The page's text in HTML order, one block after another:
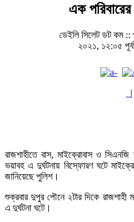
এক
ডেইলি সিলেট ডট কম ::
২০২১, ১২:০৫
|
রাজশাহীতে বাস, মাইক্রোবাস ও সিএনজি
ভয়াবহ এ দুর্ঘটনায় বিস্ফোরণ ঘটে
জানিয়েছে পুলিশ।
শুক্রবার দুপুর পৌনে ২টার দিকে রাজশাহী
এ দুর্ঘটনা ঘটে।